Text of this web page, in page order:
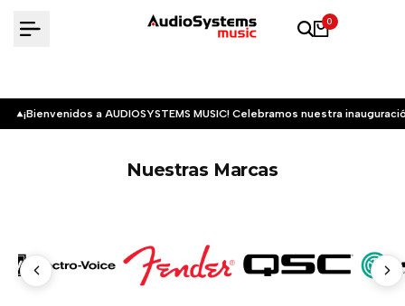
0
¡Bienvenidos a AUDIOSYSTEMS MUSIC! Celebramos nuestra
Nuestras Marcas